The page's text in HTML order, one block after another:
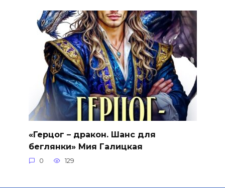
«Герцог – дракон. Шанс для
беглянки» Мия Галицкая
0 129